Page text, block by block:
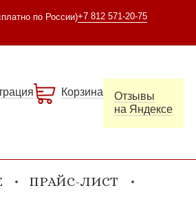
по России)+7 812 571-20-75
Корзина
Отзывы
на Яндексе
ПРАЙС-ЛИСТ